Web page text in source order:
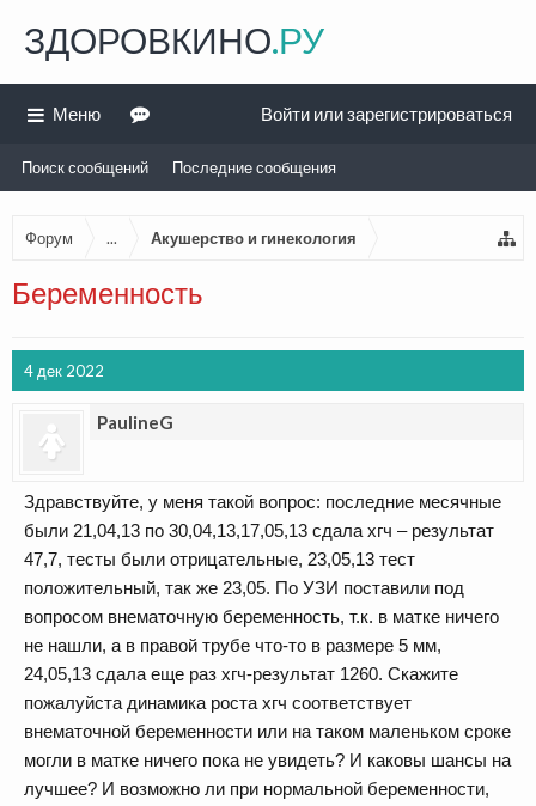
Форум ... Акушерство и гинекология
Беременность
4 дек 2022
PaulineG
Здравствуйте, у меня такой вопрос: последние месячные
были 21,04,13 по 30,04,13,17,05,13 сдала хгч – результат
47,7, тесты были отрицательные, 23,05,13 тест
положительный, так же 23,05. По УЗИ поставили под
вопросом внематочную беременность, т.к. в матке ничего
не нашли, а в правой трубе что-то в размере 5 мм,
24,05,13 сдала еще раз хгч-результат 1260. Скажите
пожалуйста динамика роста хгч соответствует
внематочной беременности или на таком маленьком сроке
могли в матке ничего пока не увидеть? И каковы шансы на
лучшее? И возможно ли при нормальной беременности,
ЗДОРОВКИНО.РУ
Меню
Поиск сообщений Последние сообщения
Войти или зарегистрироваться